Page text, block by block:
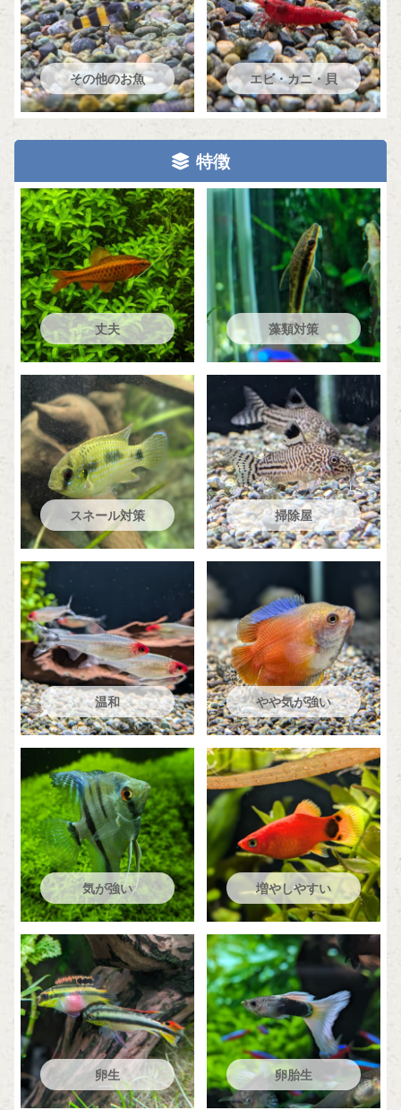
その他のお魚 エビ・カニ・貝
特徴
丈夫 藻類対策
スネール対策 掃除屋
温和 やや気が強い
気が強い 増やしやすい
卵生 卵胎生